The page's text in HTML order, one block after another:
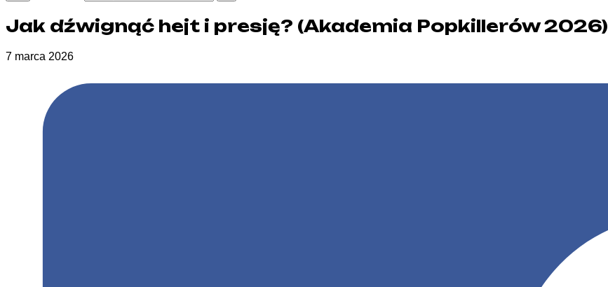
Jak dźwignąć hejt i presję? (Akademia Popkillerów 2026)
7 marca 2026